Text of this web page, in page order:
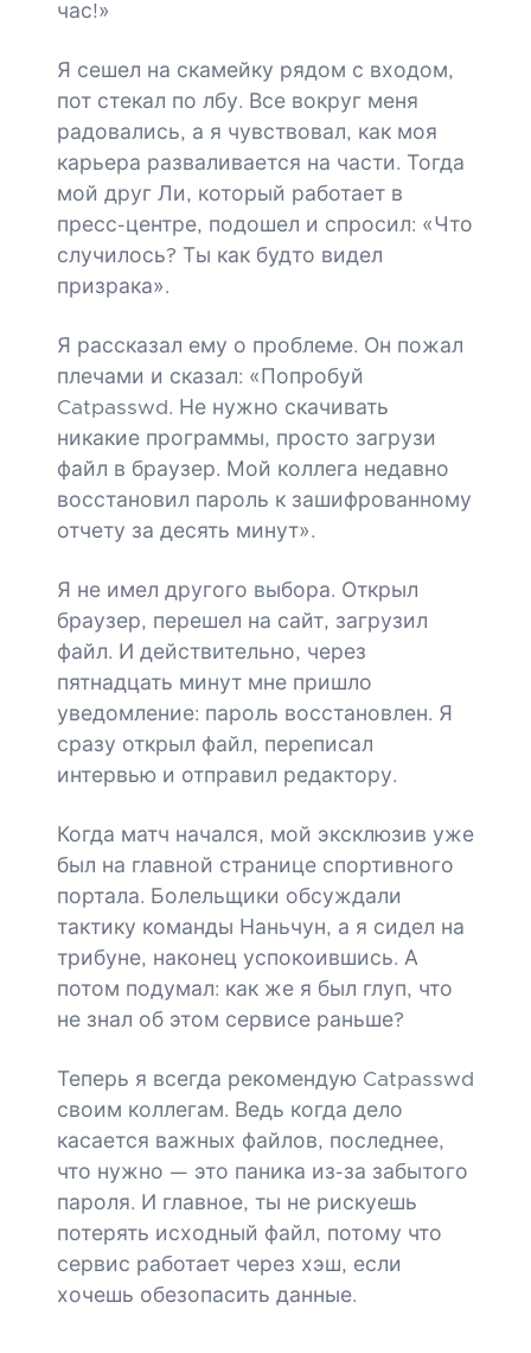
час!»
Я сешел на скамейку рядом с входом,
пот стекал по лбу. Все вокруг меня
радовались, а я чувствовал, как моя
карьера разваливается на части. Тогда
мой друг Ли, который работает в
пресс-центре, подошел и спросил: «Что
случилось? Ты как будто видел
призрака».
Я рассказал ему о проблеме. Он пожал
плечами и сказал: «Попробуй
Catpasswd. Не нужно скачивать
никакие программы, просто загрузи
файл в браузер. Мой коллега недавно
восстановил пароль к зашифрованному
отчету за десять минут».
Я не имел другого выбора. Открыл
браузер, перешел на сайт, загрузил
файл. И действительно, через
пятнадцать минут мне пришло
уведомление: пароль восстановлен. Я
сразу открыл файл, переписал
интервью и отправил редактору.
Когда матч начался, мой эксклюзив уже
был на главной странице спортивного
портала. Болельщики обсуждали
тактику команды Наньчун, а я сидел на
трибуне, наконец успокоившись. А
потом подумал: как же я был глуп, что
не знал об этом сервисе раньше?
Теперь я всегда рекомендую Catpasswd
своим коллегам. Ведь когда дело
касается важных файлов, последнее,
что нужно — это паника из-за забытого
пароля. И главное, ты не рискуешь
потерять исходный файл, потому что
сервис работает через хэш, если
хочешь обезопасить данные.